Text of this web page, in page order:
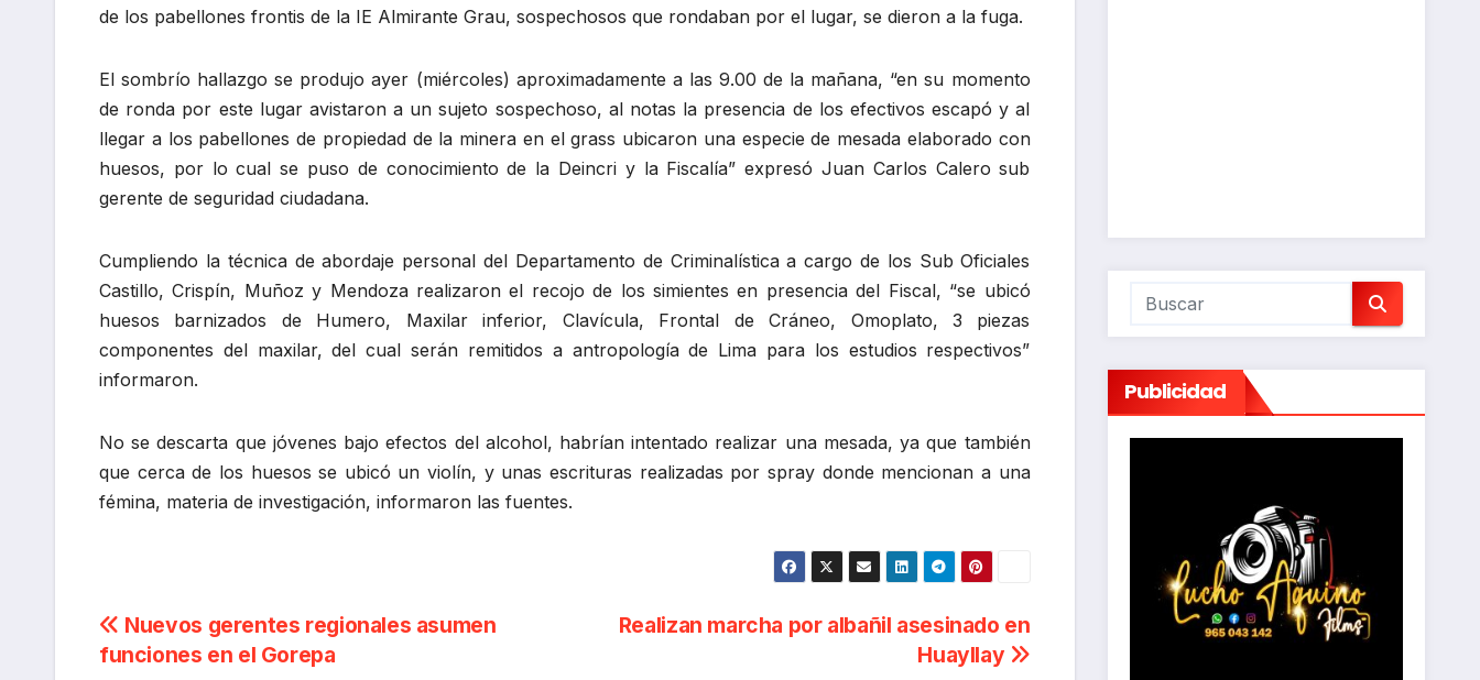
de los pabellones frontis de la IE Almirante Grau, sospechosos que rondaban por el lugar, se dieron a la fuga.
El sombrío hallazgo se produjo ayer (miércoles) aproximadamente a las 9.00 de la mañana, “en su momento
de ronda por este lugar avistaron a un sujeto sospechoso, al notas la presencia de los efectivos escapó y al
llegar a los pabellones de propiedad de la minera en el grass ubicaron una especie de mesada elaborado con
huesos, por lo cual se puso de conocimiento de la Deincri y la Fiscalía” expresó Juan Carlos Calero sub
gerente de seguridad ciudadana.
Cumpliendo la técnica de abordaje personal del Departamento de Criminalística a cargo de los Sub Oficiales
Castillo, Crispín, Muñoz y Mendoza realizaron el recojo de los simientes en presencia del Fiscal, “se ubicó
huesos barnizados de Humero, Maxilar inferior, Clavícula, Frontal de Cráneo, Omoplato, 3 piezas
componentes del maxilar, del cual serán remitidos a antropología de Lima para los estudios respectivos”
informaron.
No se descarta que jóvenes bajo efectos del alcohol, habrían intentado realizar una mesada, ya que también
que cerca de los huesos se ubicó un violín, y unas escrituras realizadas por spray donde mencionan a una
fémina, materia de investigación, informaron las fuentes.
Navegación
Realizan marcha por albañil asesinado en
Huayllay
Nuevos gerentes regionales asumen
funciones en el Gorepa
Publicidad